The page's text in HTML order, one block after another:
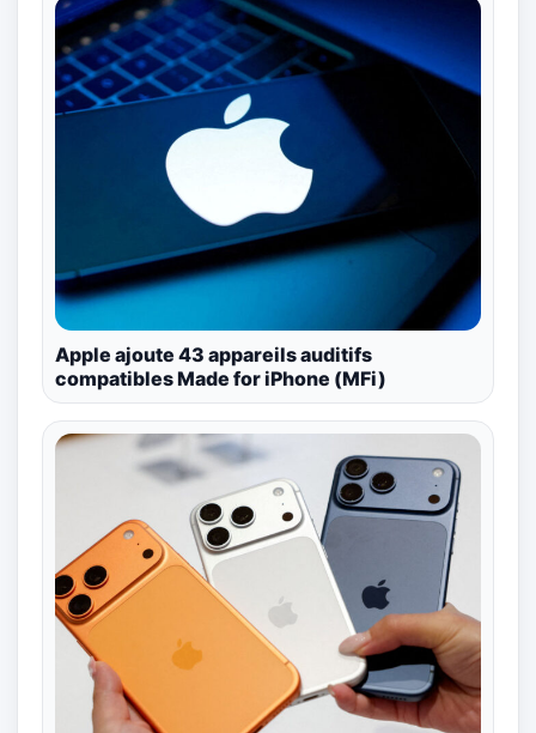
Apple ajoute 43 appareils auditifs
compatibles Made for iPhone (MFi)